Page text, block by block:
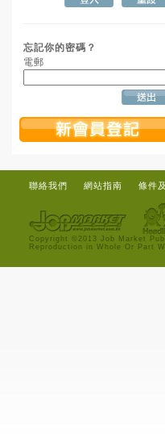
忘記你的密碼？
電郵
聯絡我們 網站指南 條件
Copyright ©2013 Job Market
Reproduction in Whole Or Part